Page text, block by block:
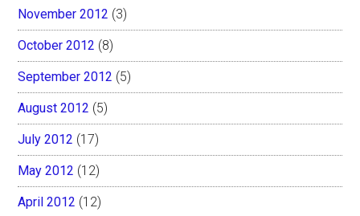
November 2012 (3)
October 2012 (8)
September 2012 (5)
August 2012 (5)
July 2012 (17)
May 2012 (12)
April 2012 (12)